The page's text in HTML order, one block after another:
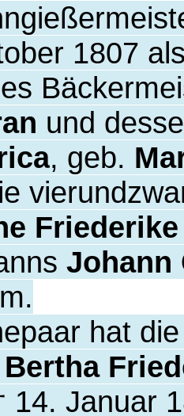
1807
und
, geb.
Johann
hat
Bertha
14. Januar